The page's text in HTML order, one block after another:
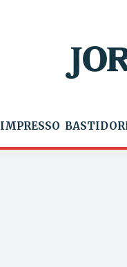
IMPRESSO